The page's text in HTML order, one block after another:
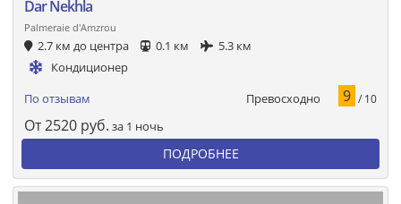
Dar Nekhla
Palmeraie d'Amzrou
2.7 км до центра 0.1 км
5.3 км
Кондиционер
По отзывам Превосходно 9 / 10
От2520 руб. за 1 ночь
ПОДРОБНЕЕ